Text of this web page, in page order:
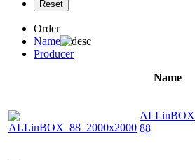
Order
Name
Producer
Name
ALLinBOX
88